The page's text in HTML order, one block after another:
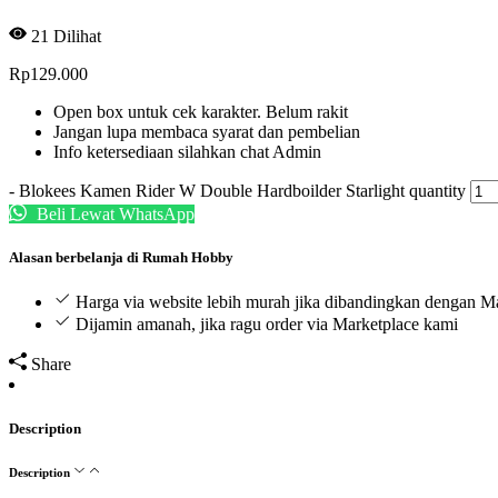
21 Dilihat
Rp129.000
Open box untuk cek karakter. Belum rakit
Jangan lupa membaca syarat dan pembelian
Info ketersediaan silahkan chat Admin
- Blokees Kamen Rider W Double Hardboilder Starlight quantity
Beli Lewat WhatsApp
Alasan berbelanja di Rumah Hobby
Harga via website lebih murah jika dibandingkan dengan
Dijamin amanah, jika ragu order via Marketplace kami
Share
Description
Description